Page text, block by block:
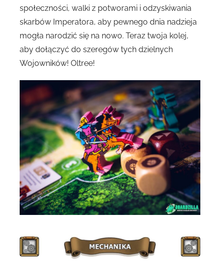
społeczności, walki z potworami i odzyskiwania
skarbów Imperatora, aby pewnego dnia nadzieja
mogła narodzić się na nowo. Teraz twoja kolej,
aby dołączyć do szeregów tych dzielnych
Wojowników! Oltree!